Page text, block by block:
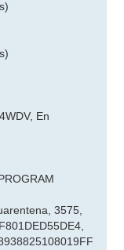
En
3575,